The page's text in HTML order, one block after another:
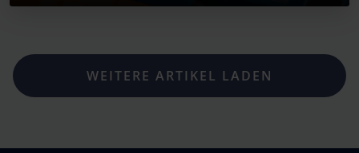
WEITERE ARTIKEL LADEN